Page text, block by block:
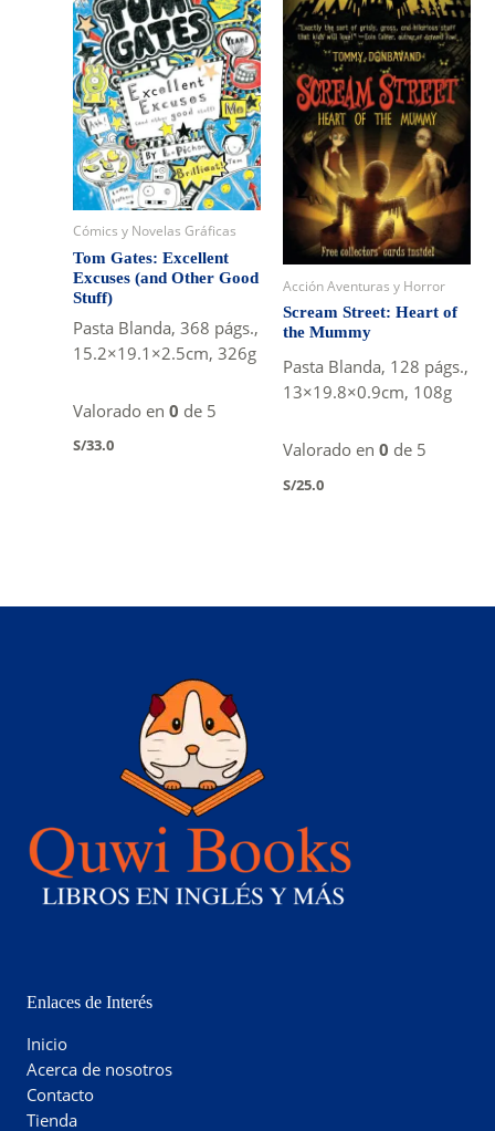
Cómics y Novelas Gráficas
Tom Gates: Excellent
Excuses (and Other Good
Stuff)
Pasta Blanda, 368 págs.,
15.2×19.1×2.5cm, 326g
Valorado en0 de 5
S/33.0
Acción Aventuras y Horror
Scream Street: Heart of
the Mummy
Pasta Blanda, 128 págs.,
13×19.8×0.9cm, 108g
Valorado en 0 de 5
S/25.0
Enlaces de Interés
Inicio
Acerca de nosotros
Contacto
Tienda